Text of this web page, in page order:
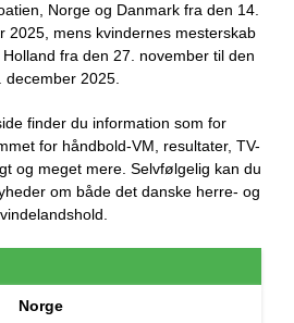
Norge og Danmark fra den 14.
2025, mens kvindernes mesterskab
fra den 27. november til den
december 2025.
finder du information som for
for håndbold-VM, resultater, TV-
og meget mere. Selvfølgelig kan du
om både det danske herre- og
Norge